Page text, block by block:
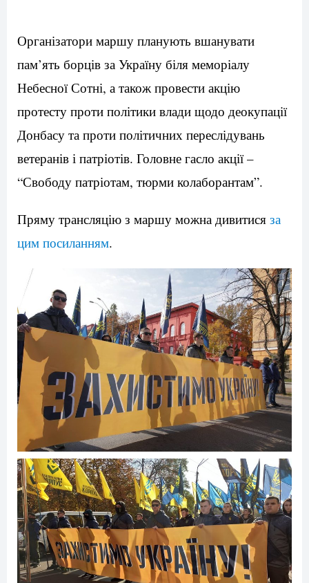
Організатори маршу планують вшанувати
пам’ять борців за Україну біля меморіалу
Небесної Сотні, а також провести акцію
протесту проти політики влади щодо деокупації
Донбасу та проти політичних переслідувань
ветеранів і патріотів. Головне гасло акції –
“Свободу патріотам, тюрми колаборантам”.
Пряму трансляцію з маршу можна дивитися за
цим посиланням.